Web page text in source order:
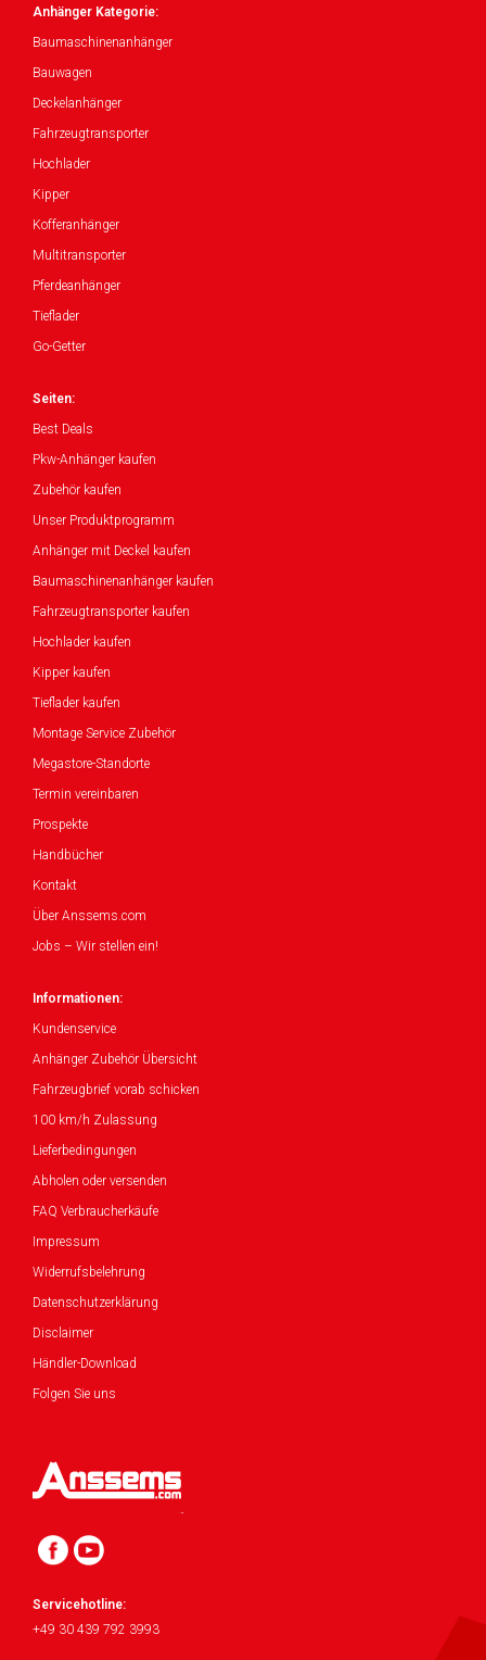
Anhänger Kategorie:
Baumaschinenanhänger
Bauwagen
Deckelanhänger
Fahrzeugtransporter
Hochlader
Kipper
Kofferanhänger
Multitransporter
Pferdeanhänger
Tieflader
Go-Getter
Seiten:
Best Deals
Pkw-Anhänger kaufen
Zubehör kaufen
Unser Produktprogramm
Anhänger mit Deckel kaufen
Baumaschinenanhänger kaufen
Fahrzeugtransporter kaufen
Hochlader kaufen
Kipper kaufen
Tieflader kaufen
Montage Service Zubehör
Megastore-Standorte
Termin vereinbaren
Prospekte
Handbücher
Kontakt
Über Anssems.com
Jobs – Wir stellen ein!
Informationen:
Kundenservice
Anhänger Zubehör Übersicht
Fahrzeugbrief vorab schicken
100 km/h Zulassung
Lieferbedingungen
Abholen oder versenden
FAQ Verbraucherkäufe
Impressum
Widerrufsbelehrung
Datenschutzerklärung
Disclaimer
Händler-Download
Folgen Sie uns
Servicehotline:
+49 30 439 792 3993